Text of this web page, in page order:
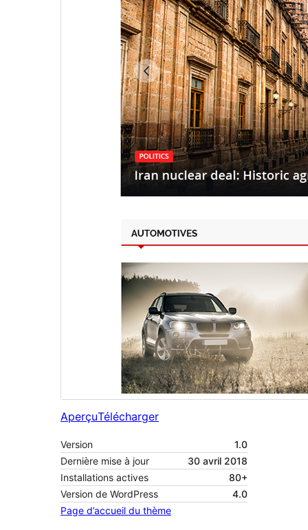
AperçuTélécharger
Version
1.0
Dernière mise à jour
30 avril 2018
Installations actives
80+
Version de WordPress
4.0
Page d’accueil du thème